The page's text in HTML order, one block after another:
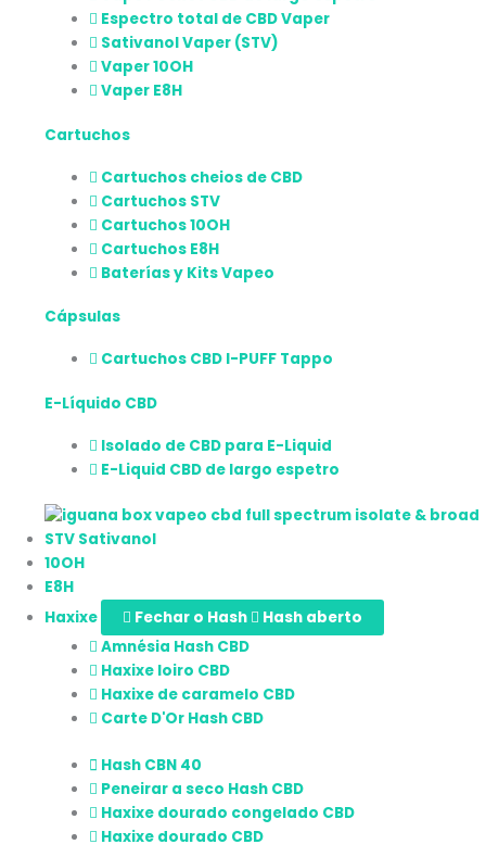
Espectro total de CBD Vaper
Sativanol Vaper (STV)
Vaper 10OH
Vaper E8H
Cartuchos
Cartuchos cheios de CBD
Cartuchos STV
Cartuchos 10OH
Cartuchos E8H
Baterías y Kits Vapeo
Cápsulas
Cartuchos CBD I-PUFF Tappo
E-Líquido CBD
Isolado de CBD para E-Liquid
E-Liquid CBD de largo espetro
STV Sativanol
10OH
E8H
Haxixe
Fechar o Hash
Hash aberto
Amnésia Hash CBD
Haxixe loiro CBD
Haxixe de caramelo CBD
Carte D'Or Hash CBD
Hash CBN 40
Peneirar a seco Hash CBD
Haxixe dourado congelado CBD
Haxixe dourado CBD